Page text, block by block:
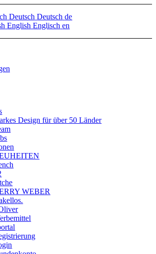
Deutsch Deutsch de
English Englisch en
Design für über 50 Länder
WEBER